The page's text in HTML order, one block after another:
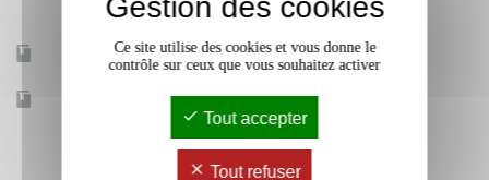
Mobilité d'études Oui
Accessible à distance Non
Gestion des cookies
Ce site utilise des cookies et vous donne le
contrôle sur ceux que vous souhaitez activer
Tout accepter
Tout refuser